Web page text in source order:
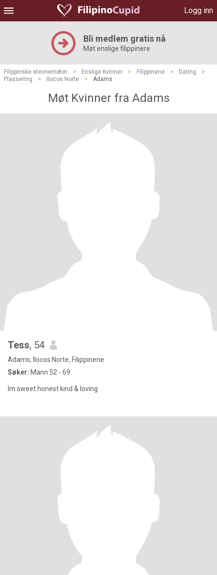
Logg inn
Bli medlem gratis nå
Møt enslige filippinere
Filippinske stevnemøter > Enslige Kvinner > Filippinene > Dating
>
Plassering
> Ilocos Norte > Adams
Møt Kvinner fra Adams
Tess, 54
Adams, Ilocos Norte, Filippinene
Søker: Mann 52 - 69
Im sweet honest kind & loving